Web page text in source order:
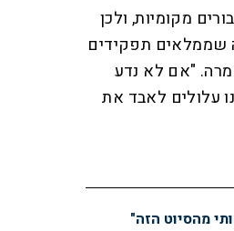
מקומיות, ולכן
שממלאים תפקידים
"אם לא נדע
עלולים לאבד את
מהסיוט הזה"